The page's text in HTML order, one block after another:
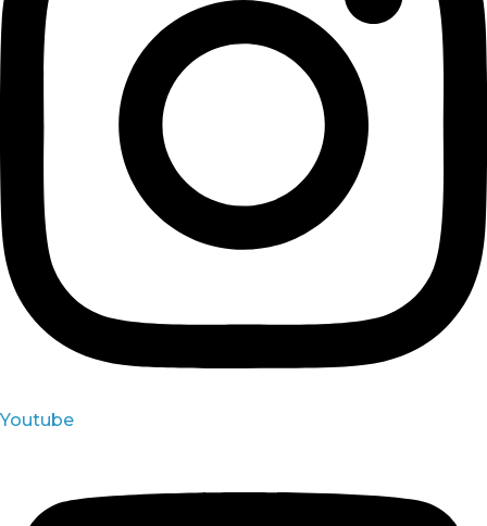
Youtube